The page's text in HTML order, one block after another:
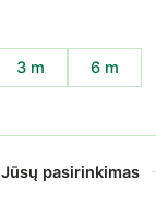
3 m 6 m
Jūsų pasirinkimas